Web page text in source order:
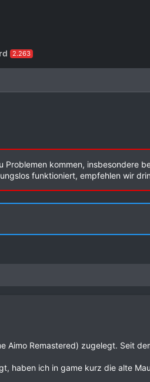
2.263
kommen, insbesondere
funktioniert, empfehlen wir
Aimo Remastered) zugelegt. Seit
haben ich in game kurz die alte